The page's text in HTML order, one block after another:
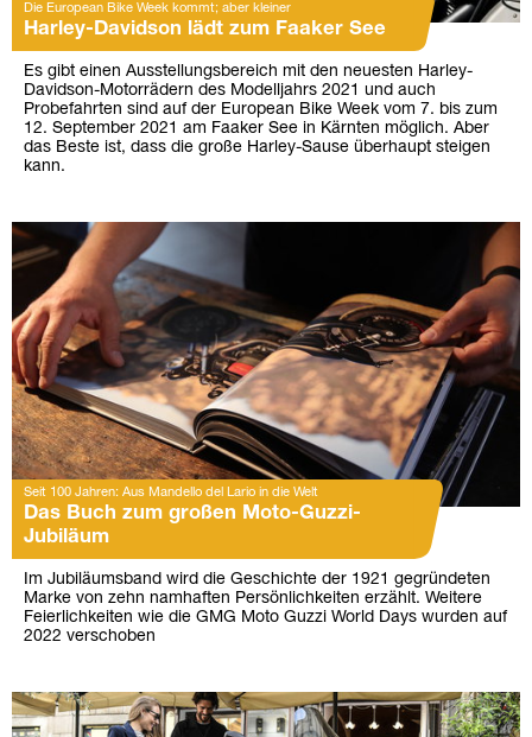
Die European Bike Week kommt; aber kleiner
Harley-Davidson lädt zum Faaker See
Es gibt einen Ausstellungsbereich mit den neuesten Harley-
Davidson-Motorrädern des Modelljahrs 2021 und auch
Probefahrten sind auf der European Bike Week vom 7. bis zum
12. September 2021 am Faaker See in Kärnten möglich. Aber
das Beste ist, dass die große Harley-Sause überhaupt steigen
kann.
Seit 100 Jahren: Aus Mandello del Lario in die Welt
Das Buch zum großen Moto-Guzzi-
Jubiläum
Im Jubiläumsband wird die Geschichte der 1921 gegründeten
Marke von zehn namhaften Persönlichkeiten erzählt. Weitere
Feierlichkeiten wie die GMG Moto Guzzi World Days wurden auf
2022 verschoben